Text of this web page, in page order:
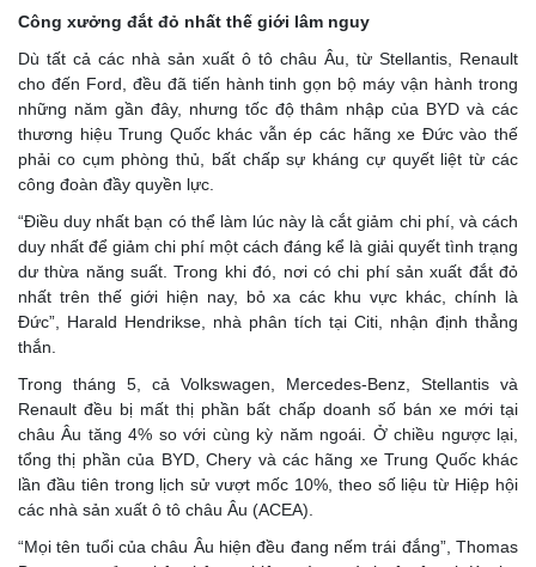
Công xưởng đắt đỏ nhất thế giới lâm nguy
Dù tất cả các nhà sản xuất ô tô châu Âu, từ Stellantis, Renault
cho đến Ford, đều đã tiến hành tinh gọn bộ máy vận hành trong
những năm gần đây, nhưng tốc độ thâm nhập của BYD và các
thương hiệu Trung Quốc khác vẫn ép các hãng xe Đức vào thế
phải co cụm phòng thủ, bất chấp sự kháng cự quyết liệt từ các
công đoàn đầy quyền lực.
“Điều duy nhất bạn có thể làm lúc này là cắt giảm chi phí, và cách
duy nhất để giảm chi phí một cách đáng kể là giải quyết tình trạng
dư thừa năng suất. Trong khi đó, nơi có chi phí sản xuất đắt đỏ
nhất trên thế giới hiện nay, bỏ xa các khu vực khác, chính là
Đức”, Harald Hendrikse, nhà phân tích tại Citi, nhận định thẳng
thắn.
Trong tháng 5, cả Volkswagen, Mercedes-Benz, Stellantis và
Renault đều bị mất thị phần bất chấp doanh số bán xe mới tại
châu Âu tăng 4% so với cùng kỳ năm ngoái. Ở chiều ngược lại,
tổng thị phần của BYD, Chery và các hãng xe Trung Quốc khác
lần đầu tiên trong lịch sử vượt mốc 10%, theo số liệu từ Hiệp hội
các nhà sản xuất ô tô châu Âu (ACEA).
“Mọi tên tuổi của châu Âu hiện đều đang nếm trái đắng”, Thomas